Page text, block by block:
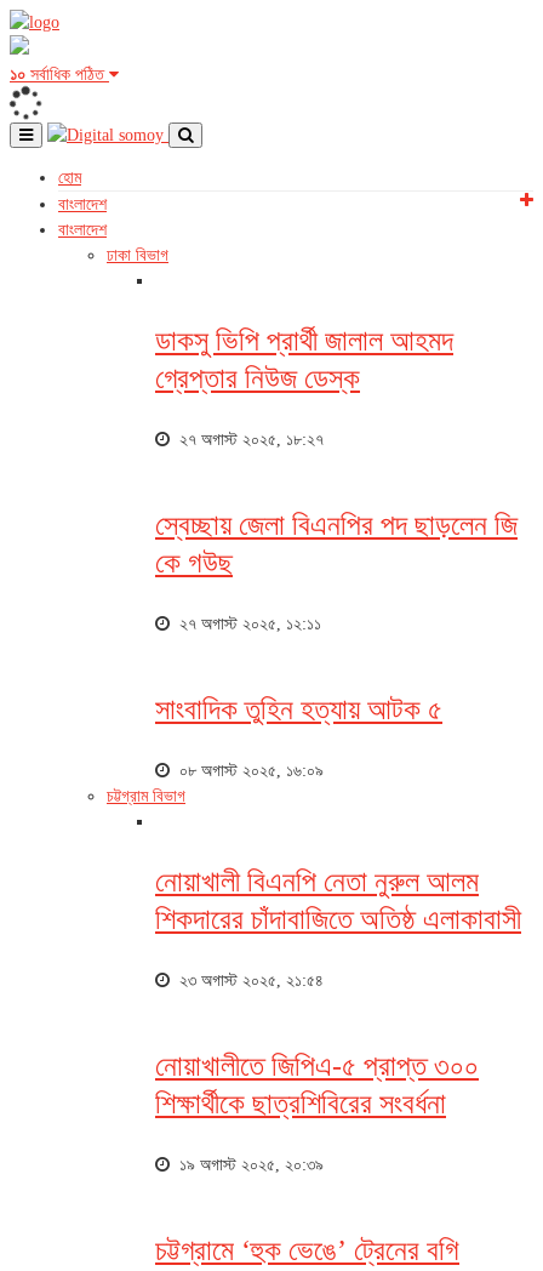
১০ সর্বাধিক পঠিত
হোম
বাংলাদেশ
বাংলাদেশ
ঢাকা বিভাগ
ডাকসু ভিপি প্রার্থী জালাল আহমদ
গ্রেপ্তার নিউজ ডেস্ক
২৭ অগাস্ট ২০২৫, ১৮:২৭
স্বেচ্ছায় জেলা বিএনপির পদ ছাড়লেন জি
কে গউছ
২৭ অগাস্ট ২০২৫, ১২:১১
সাংবাদিক তুহিন হত্যায় আটক ৫
০৮ অগাস্ট ২০২৫, ১৬:০৯
চট্টগ্রাম বিভাগ
নোয়াখালী বিএনপি নেতা নুরুল আলম
শিকদারের চাঁদাবাজিতে অতিষ্ঠ এলাকাবাসী
২৩ অগাস্ট ২০২৫, ২১:৫৪
নোয়াখালীতে জিপিএ-৫ প্রাপ্ত ৩০০
শিক্ষার্থীকে ছাত্রশিবিরের সংবর্ধনা
১৯ অগাস্ট ২০২৫, ২০:৩৯
চট্টগ্রামে ‘হুক ভেঙে’ ট্রেনের বগি